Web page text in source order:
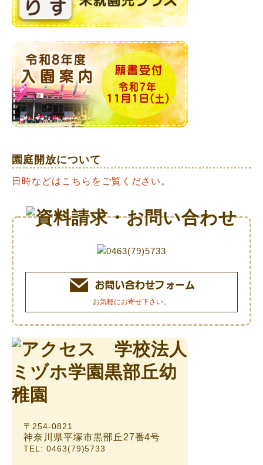
園庭開放について
日時などはこちらをご覧ください。
お気軽にお寄せ下さい。
〒254-0821
神奈川県平塚市黒部丘27番4号
TEL: 0463(79)5733